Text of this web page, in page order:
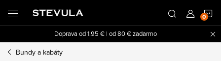
obsah
Doprava od 1.95 € | od 80 € zadarmo
Bundy a kabáty